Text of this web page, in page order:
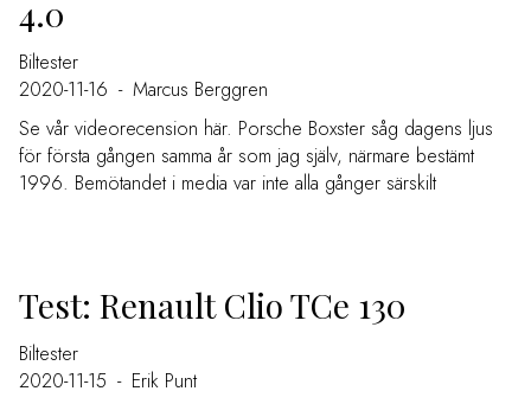
4.0
Biltester
2020-11-16 - Marcus Berggren
Se vår videorecension här. Porsche Boxster såg dagens ljus
för första gången samma år som jag själv, närmare bestämt
1996. Bemötandet i media var inte alla gånger särskilt
Test: Renault Clio TCe 130
Biltester
2020-11-15 - Erik Punt